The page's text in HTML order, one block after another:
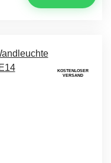
KOSTENLOSER
VERSAND